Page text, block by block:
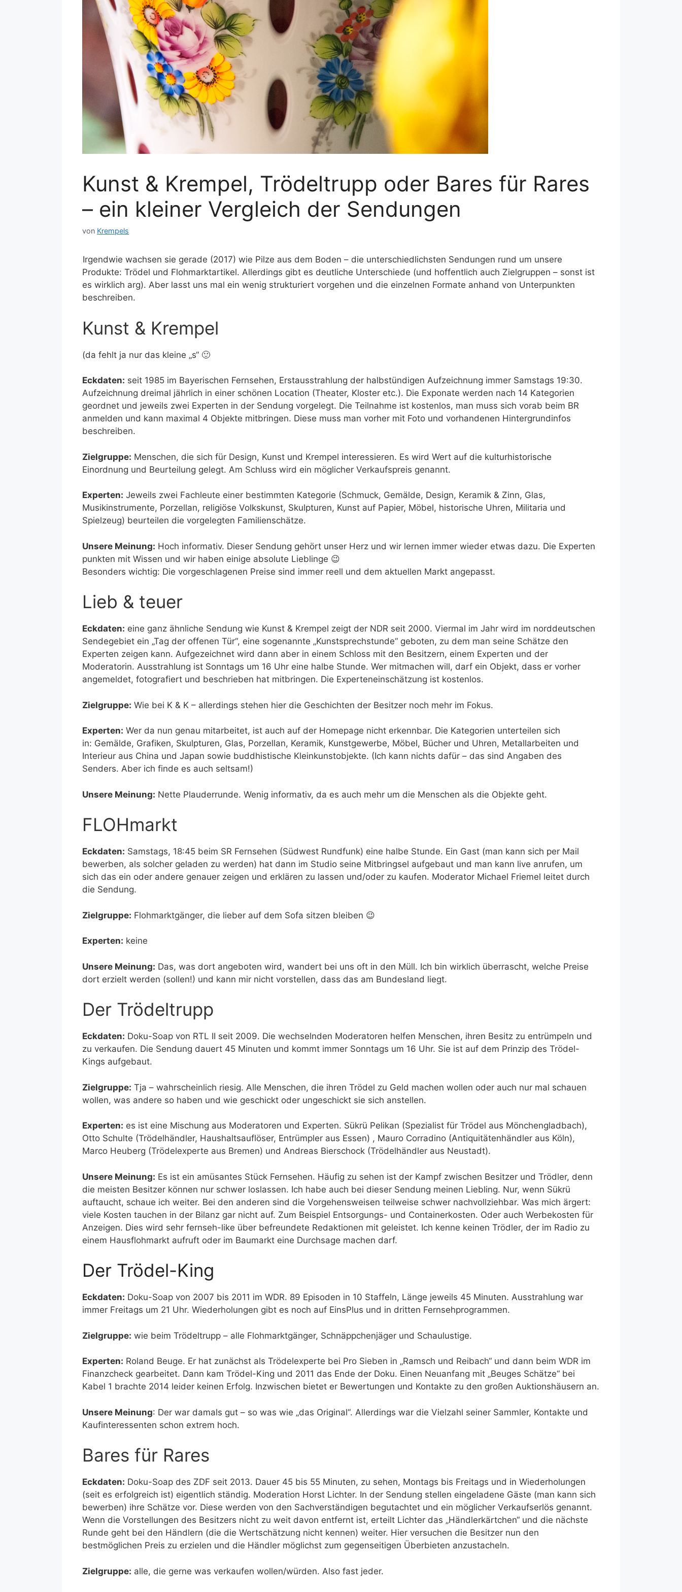
Kunst & Krempel, Trödeltrupp oder Bares für Rares
– ein kleiner Vergleich der Sendungen
von Krempels
Irgendwie wachsen sie gerade (2017) wie Pilze aus dem Boden – die unterschiedlichsten Sendungen rund um unsere
Produkte: Trödel und Flohmarktartikel. Allerdings gibt es deutliche Unterschiede (und hoffentlich auch Zielgruppen – sonst ist
es wirklich arg). Aber lasst uns mal ein wenig strukturiert vorgehen und die einzelnen Formate anhand von Unterpunkten
beschreiben.
Kunst & Krempel
(da fehlt ja nur das kleine „s“ 🙂
Eckdaten: seit 1985 im Bayerischen Fernsehen, Erstausstrahlung der halbstündigen Aufzeichnung immer Samstags 19:30.
Aufzeichnung dreimal jährlich in einer schönen Location (Theater, Kloster etc.). Die Exponate werden nach 14 Kategorien
geordnet und jeweils zwei Experten in der Sendung vorgelegt. Die Teilnahme ist kostenlos, man muss sich vorab beim BR
anmelden und kann maximal 4 Objekte mitbringen. Diese muss man vorher mit Foto und vorhandenen Hintergrundinfos
beschreiben.
Zielgruppe: Menschen, die sich für Design, Kunst und Krempel interessieren. Es wird Wert auf die kulturhistorische
Einordnung und Beurteilung gelegt. Am Schluss wird ein möglicher Verkaufspreis genannt.
Experten: Jeweils zwei Fachleute einer bestimmten Kategorie (Schmuck, Gemälde, Design, Keramik & Zinn, Glas,
Musikinstrumente, Porzellan, religiöse Volkskunst, Skulpturen, Kunst auf Papier, Möbel, historische Uhren, Militaria und
Spielzeug) beurteilen die vorgelegten Familienschätze.
Unsere Meinung: Hoch informativ. Dieser Sendung gehört unser Herz und wir lernen immer wieder etwas dazu. Die Experten
punkten mit Wissen und wir haben einige absolute Lieblinge 😉
Besonders wichtig: Die vorgeschlagenen Preise sind immer reell und dem aktuellen Markt angepasst.
Lieb & teuer
Eckdaten: eine ganz ähnliche Sendung wie Kunst & Krempel zeigt der NDR seit 2000. Viermal im Jahr wird im norddeutschen
Sendegebiet ein „Tag der offenen Tür“, eine sogenannte „Kunstsprechstunde“ geboten, zu dem man seine Schätze den
Experten zeigen kann. Aufgezeichnet wird dann aber in einem Schloss mit den Besitzern, einem Experten und der
Moderatorin. Ausstrahlung ist Sonntags um 16 Uhr eine halbe Stunde. Wer mitmachen will, darf ein Objekt, dass er vorher
angemeldet, fotografiert und beschrieben hat mitbringen. Die Experteneinschätzung ist kostenlos.
Zielgruppe: Wie bei K & K – allerdings stehen hier die Geschichten der Besitzer noch mehr im Fokus.
Experten: Wer da nun genau mitarbeitet, ist auch auf der Homepage nicht erkennbar. Die Kategorien unterteilen sich
in: Gemälde, Grafiken, Skulpturen, Glas, Porzellan, Keramik, Kunstgewerbe, Möbel, Bücher und Uhren, Metallarbeiten und
Interieur aus China und Japan sowie buddhistische Kleinkunstobjekte. (Ich kann nichts dafür – das sind Angaben des
Senders. Aber ich finde es auch seltsam!)
Unsere Meinung: Nette Plauderrunde. Wenig informativ, da es auch mehr um die Menschen als die Objekte geht.
FLOHmarkt
Eckdaten: Samstags, 18:45 beim SR Fernsehen (Südwest Rundfunk) eine halbe Stunde. Ein Gast (man kann sich per Mail
bewerben, als solcher geladen zu werden) hat dann im Studio seine Mitbringsel aufgebaut und man kann live anrufen, um
sich das ein oder andere genauer zeigen und erklären zu lassen und/oder zu kaufen. Moderator Michael Friemel leitet durch
die Sendung.
Zielgruppe: Flohmarktgänger, die lieber auf dem Sofa sitzen bleiben 😉
Experten: keine
Unsere Meinung: Das, was dort angeboten wird, wandert bei uns oft in den Müll. Ich bin wirklich überrascht, welche Preise
dort erzielt werden (sollen!) und kann mir nicht vorstellen, dass das am Bundesland liegt.
Der Trödeltrupp
Eckdaten: Doku-Soap von RTL II seit 2009. Die wechselnden Moderatoren helfen Menschen, ihren Besitz zu entrümpeln und
zu verkaufen. Die Sendung dauert 45 Minuten und kommt immer Sonntags um 16 Uhr. Sie ist auf dem Prinzip des Trödel-
Kings aufgebaut.
Zielgruppe: Tja – wahrscheinlich riesig. Alle Menschen, die ihren Trödel zu Geld machen wollen oder auch nur mal schauen
wollen, was andere so haben und wie geschickt oder ungeschickt sie sich anstellen.
Experten: es ist eine Mischung aus Moderatoren und Experten. Sükrü Pelikan (Spezialist für Trödel aus Mönchengladbach),
Otto Schulte (Trödelhändler, Haushaltsauflöser, Entrümpler aus Essen) , Mauro Corradino (Antiquitätenhändler aus Köln),
Marco Heuberg (Trödelexperte aus Bremen) und Andreas Bierschock (Trödelhändler aus Neustadt).
Unsere Meinung: Es ist ein amüsantes Stück Fernsehen. Häufig zu sehen ist der Kampf zwischen Besitzer und Trödler, denn
die meisten Besitzer können nur schwer loslassen. Ich habe auch bei dieser Sendung meinen Liebling. Nur, wenn Sükrü
auftaucht, schaue ich weiter. Bei den anderen sind die Vorgehensweisen teilweise schwer nachvollziehbar. Was mich ärgert:
viele Kosten tauchen in der Bilanz gar nicht auf. Zum Beispiel Entsorgungs- und Containerkosten. Oder auch Werbekosten für
Anzeigen. Dies wird sehr fernseh-like über befreundete Redaktionen mit geleistet. Ich kenne keinen Trödler, der im Radio zu
einem Hausflohmarkt aufruft oder im Baumarkt eine Durchsage machen darf.
Der Trödel-King
Eckdaten: Doku-Soap von 2007 bis 2011 im WDR. 89 Episoden in 10 Staffeln, Länge jeweils 45 Minuten. Ausstrahlung war
immer Freitags um 21 Uhr. Wiederholungen gibt es noch auf EinsPlus und in dritten Fernsehprogrammen.
Zielgruppe: wie beim Trödeltrupp – alle Flohmarktgänger, Schnäppchenjäger und Schaulustige.
Experten: Roland Beuge. Er hat zunächst als Trödelexperte bei Pro Sieben in „Ramsch und Reibach“ und dann beim WDR im
Finanzcheck gearbeitet. Dann kam Trödel-King und 2011 das Ende der Doku. Einen Neuanfang mit „Beuges Schätze“ bei
Kabel 1 brachte 2014 leider keinen Erfolg. Inzwischen bietet er Bewertungen und Kontakte zu den großen Auktionshäusern an.
Unsere Meinung: Der war damals gut – so was wie „das Original“. Allerdings war die Vielzahl seiner Sammler, Kontakte und
Kaufinteressenten schon extrem hoch.
Bares für Rares
Eckdaten: Doku-Soap des ZDF seit 2013. Dauer 45 bis 55 Minuten, zu sehen, Montags bis Freitags und in Wiederholungen
(seit es erfolgreich ist) eigentlich ständig. Moderation Horst Lichter. In der Sendung stellen eingeladene Gäste (man kann sich
bewerben) ihre Schätze vor. Diese werden von den Sachverständigen begutachtet und ein möglicher Verkaufserlös genannt.
Wenn die Vorstellungen des Besitzers nicht zu weit davon entfernt ist, erteilt Lichter das „Händlerkärtchen“ und die nächste
Runde geht bei den Händlern (die die Wertschätzung nicht kennen) weiter. Hier versuchen die Besitzer nun den
bestmöglichen Preis zu erzielen und die Händler möglichst zum gegenseitigen Überbieten anzustacheln.
Zielgruppe: alle, die gerne was verkaufen wollen/würden. Also fast jeder.